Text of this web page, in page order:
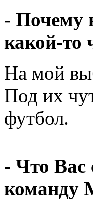
- Почему
какой-то
На мой
Под их
футбол.
- Что Вас
команду